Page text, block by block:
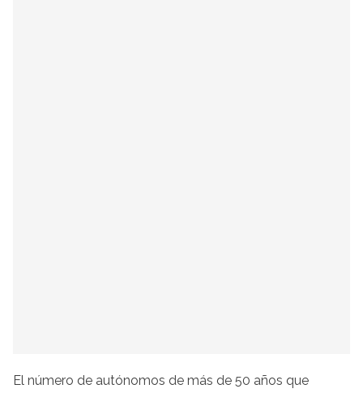
El número de autónomos de más de 50 años que